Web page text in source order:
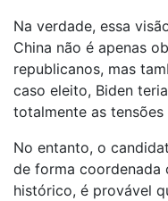
Na verdade, essa
China não é apenas
republicanos, mas
caso eleito, Biden
totalmente as
No entanto, o
de forma coordenada
histórico, é provável